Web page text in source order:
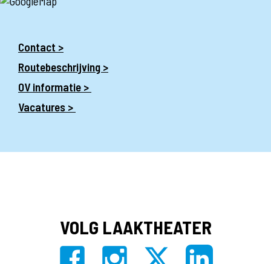
Contact >
Routebeschrijving >
OV informatie >
Vacatures >
VOLG LAAKTHEATER